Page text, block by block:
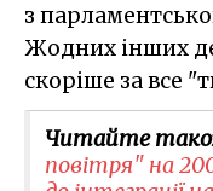
з
Жодних інших
скоріше за все
Читайте
повітря" на